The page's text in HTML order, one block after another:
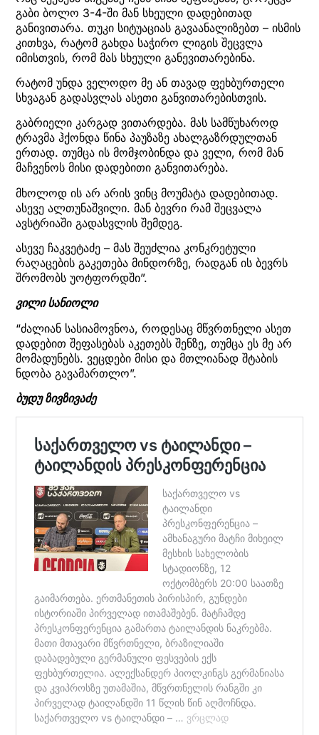
გაბი ბოლო 3-4-ში მან სხეული დადებითად
განივითარა. თუკი სიტუაციას გავაანალიზებთ – ისმის
კითხვა, რატომ გახდა საჭირო ლიგის შეცვლა
იმისთვის, რომ მას სხეული განევითარებინა.
რატომ უნდა ველოდო მე ან თავად ფეხბურთელი
სხვაგან გადასვლას ასეთი განვითარებისთვის.
გაბრიელი კარგად ვითარდება. მას სამწუხაროდ
ტრავმა ჰქონდა წინა პაუზაზე ახალგაზრდულთან
ერთად. თუმცა ის მომჯობინდა და ველი, რომ მან
მაჩვენოს მისი დადებითი განვითარება.
მხოლოდ ის არ არის ვინც მოუმატა დადებითად.
ასევე ალთუნაშვილი. მან ბევრი რამ შეცვალა
ავსტრიაში გადასვლის შემდეგ.
ასევე ჩაკვეტაძე – მას შეუძლია კონკრეტული
რაღაცების გაკეთება მინდორზე, რადგან ის ბევრს
შრომობს უოტფორდში”.
ვილი სანიოლი
“ძალიან სასიამოვნოა, როდესაც მწვრთნელი ასეთ
დადებით შეფასებას აკეთებს შენზე, თუმცა ეს მე არ
მომადუნებს. ვეცდები მისი და მთლიანად შტაბის
ნდობა გავამართლო”.
ბუდუ ზივზივაძე